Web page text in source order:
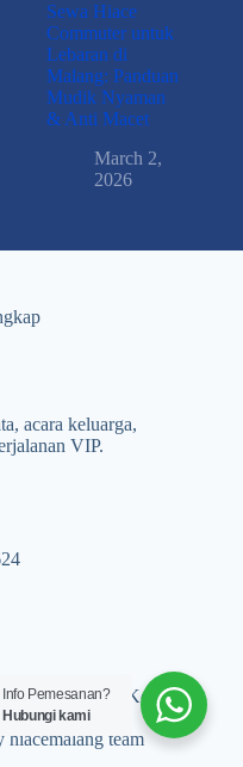
Sewa Hiace
Commuter untuk
Lebaran di
Malang: Panduan
Mudik Nyaman
& Anti Macet
March 2,
2026
acara keluarga,
VIP.
Kota
team
Info Pemesanan?
Hubungi kami